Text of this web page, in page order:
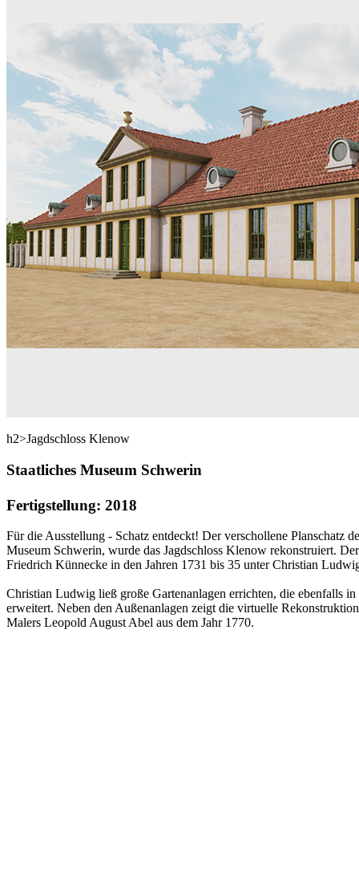
h2>Jagdschloss Klenow
Staatliches Museum Schwerin
Fertigstellung: 2018
Für die Ausstellung - Schatz entdeckt! Der verschollene Planschatz
Museum Schwerin, wurde das Jagdschloss Klenow rekonstruiert.
Friedrich Künnecke in den Jahren 1731 bis 35 unter Christian
Christian Ludwig ließ große Gartenanlagen errichten, die ebenfalls
erweitert. Neben den Außenanlagen zeigt die virtuelle
Malers Leopold August Abel aus dem Jahr 1770.